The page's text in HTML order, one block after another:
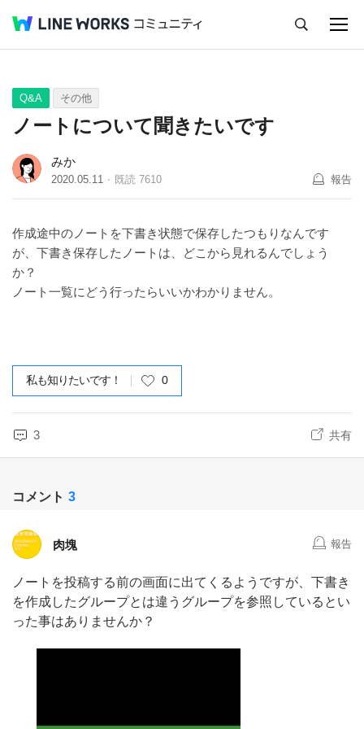
Q&A Tips Ideas
Q&A その他
ノートについて聞きたいです
みか
2020.05.11 既読 7610 報告
作成途中のノートを下書き状態で保存したつもりなんです
が、下書き保存したノートは、どこから見れるんでしょう
か？
ノート一覧にどう行ったらいいかわかりません。
私も知りたいです！ 0
3 共有
コメント 3
肉塊 報告
ノートを投稿する前の画面に出てくるようですが、下書き
を作成したグループとは違うグループを参照しているとい
った事はありませんか？